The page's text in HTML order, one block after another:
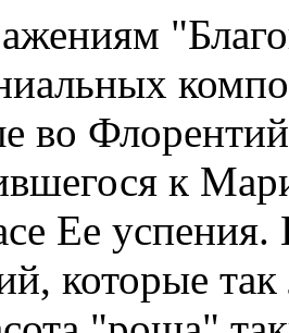
во
к
Ее
которые